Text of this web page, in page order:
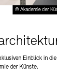
© Akademie der
Einblick in
der Künste.